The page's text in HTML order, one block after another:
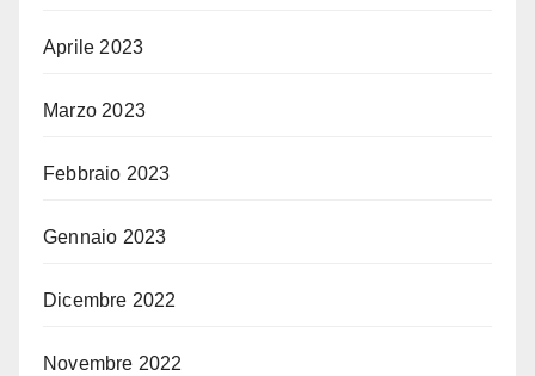
Aprile 2023
Marzo 2023
Febbraio 2023
Gennaio 2023
Dicembre 2022
Novembre 2022